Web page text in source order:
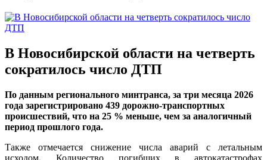
В Новосибирской области на четверть
сократилось число ДТП
По данным регионального минтранса, за три месяца 2026
года зарегистрировано 439 дорожно-транспортных
происшествий, что на 25 % меньше, чем за аналогичный
период прошлого года.
Также отмечается снижение числа аварий с летальным
исходом. Количество погибших в автокатастрофах